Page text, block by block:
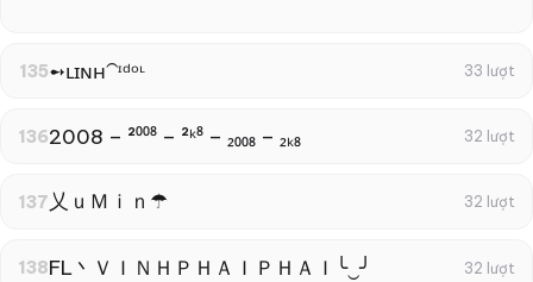
135➻ʟɪɴʜ⁀ᶦᵈᵒᶫ 33 lượt
1362008 – ²⁰⁰⁸ – ²ᵏ⁸ – ₂₀₀₈ – ₂ₖ₈ 32 lượt
137 乂ｕＭｉｎ☂ 32 lượt
138FL丶ＶＩＮＨＰＨＡＩＰＨＡＩ╰‿╯ 32 lượt